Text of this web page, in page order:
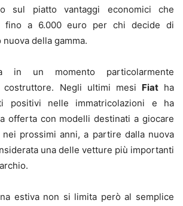
sul piatto vantaggi economici che
fino a 6.000 euro per chi decide di
nuova della gamma.
in un momento particolarmente
Negli ultimi mesi Fiatha
positivi nelle immatricolazioni e ha
offerta con modelli destinati a giocare
prossimi anni, a partire dalla nuova
una delle vetture più importanti
estiva non si limita però al semplice